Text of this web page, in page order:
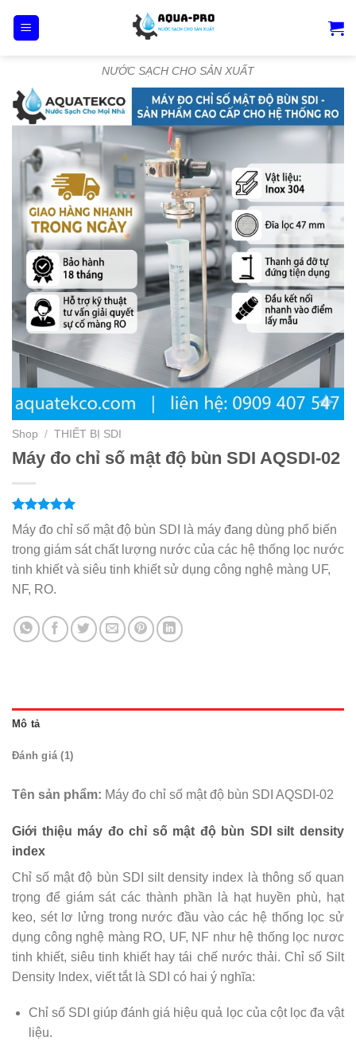
NƯỚC SẠCH CHO SẢN XUẤT
Shop / THIẾT BỊ SDI
Máy đo chỉ số mật độ bùn SDI AQSDI-02
5.00 trên 5
dựa trên
1
đánh giá
Máy đo chỉ số mật độ bùn SDI là máy đang dùng phổ biến
trong giám sát chất lượng nước của các hệ thống lọc nước
tinh khiết và siêu tinh khiết sử dụng công nghệ màng UF,
NF, RO.
Mô tả
Đánh giá (1)
Tên sản phẩm: Máy đo chỉ số mật độ bùn SDI AQSDI-02
Giới thiệu máy đo chỉ số mật độ bùn SDI silt density
index
Chỉ số mật độ bùn SDI silt density index là thông số quan
trọng để giám sát các thành phần là hạt huyền phù, hạt
keo, sét lơ lửng trong nước đầu vào các hệ thống lọc sử
dụng công nghệ màng RO, UF, NF như hệ thống lọc nươc
tinh khiết, siêu tinh khiết hay tái chế nước thải. Chỉ số Silt
Density Index, viết tắt là SDI có hai ý nghĩa:
Chỉ số SDI giúp đánh giá hiệu quả lọc của cột lọc đa vật
liệu.